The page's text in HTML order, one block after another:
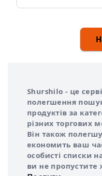
Про сервіс
Shurshilo - це
полегшення
продуктів за
різних торгових
Він також
економить ваш
особисті списки
ви не пропустите